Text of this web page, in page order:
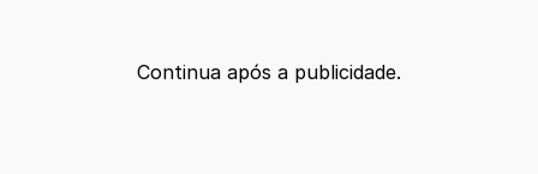
Continua após a publicidade.